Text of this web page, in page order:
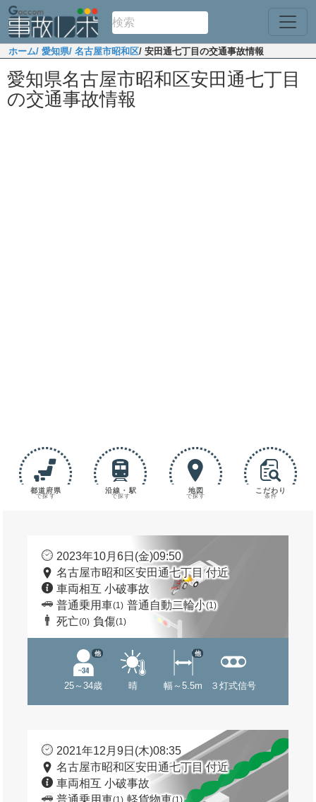
ホーム/ 愛知県/ 名古屋市昭和区/ 安田通七丁目の交通事故情報
愛知県名古屋市昭和区安田通七丁目
の交通事故情報
都道府県
で探す
沿線・駅
で探す
地図
で探す
こだわり
条件
2023年10月6日(金)09:50
名古屋市昭和区安田通七丁目 付近
車両相互 小破事故
普通乗用車(1) 普通自動二輪小(1)
死亡(0) 負傷(1)
25～34歳
他
晴 幅～5.5m
他
３灯式信号
2021年12月9日(木)08:35
名古屋市昭和区安田通七丁目 付近
車両相互 小破事故
普通乗用車(1) 軽貨物車(1)